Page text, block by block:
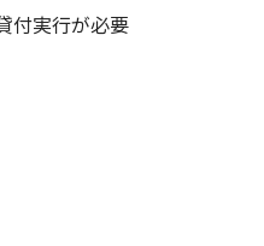
付実行が必要